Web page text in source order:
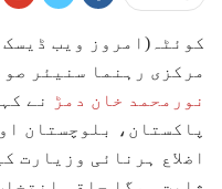
کوئٹہ(امروز ویب
مرکزی رہنما سنیئر
نورمحمد خان دمڑ
پاکستان، بلوچستان
اضلاع ہرنائی وزیارت